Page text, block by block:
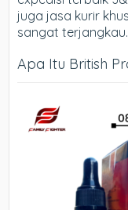
juga jasa kurir
sangat terjangkau.
Apa Itu British